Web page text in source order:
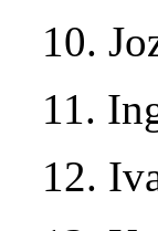
10.
11.
12.